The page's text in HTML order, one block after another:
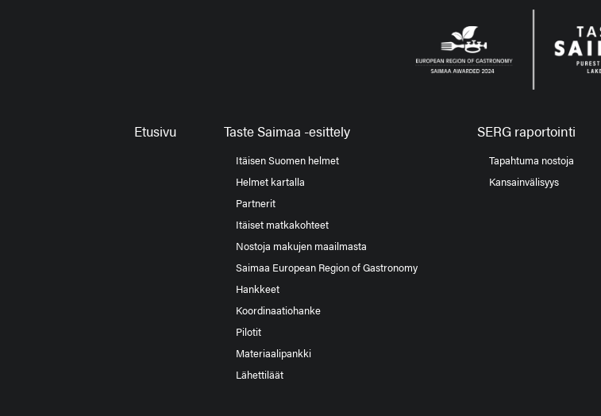
Etusivu Taste Saimaa -esittely
Itäisen Suomen helmet
Helmet kartalla
Partnerit
Itäiset matkakohteet
Nostoja makujen maailmasta
Saimaa European Region of Gastronomy
Hankkeet
Koordinaatiohanke
Pilotit
Materiaalipankki
Lähettiläät
SERG raportointi
Tapahtuma nostoja
Kansainvälisyys